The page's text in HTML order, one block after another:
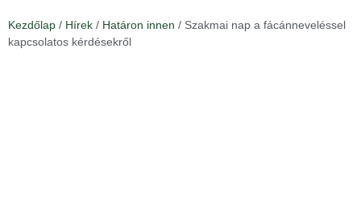
Kezdőlap / Hírek / Határon innen / Szakmai nap a fácánneveléssel
kapcsolatos kérdésekről